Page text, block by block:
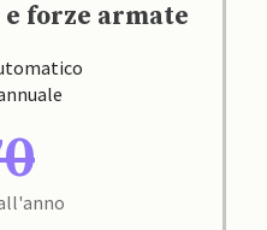
forze armate